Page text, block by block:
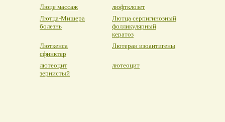
Люце массаж
люфтклозет
Лютца-Мишера
болезнь
Лютца серпигинозный
фолликулярный
кератоз
Люткенса
сфинктер
Лютеран изоантигены
лютеоцит
зернистый
лютеоцит